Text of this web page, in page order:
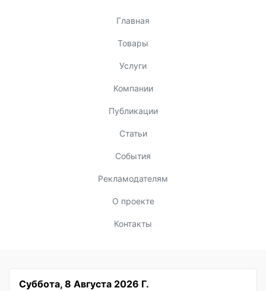
Главная
Товары
Услуги
Компании
Публикации
Статьи
События
Рекламодателям
О проекте
Контакты
Суббота, 8 Августа 2026 Г.